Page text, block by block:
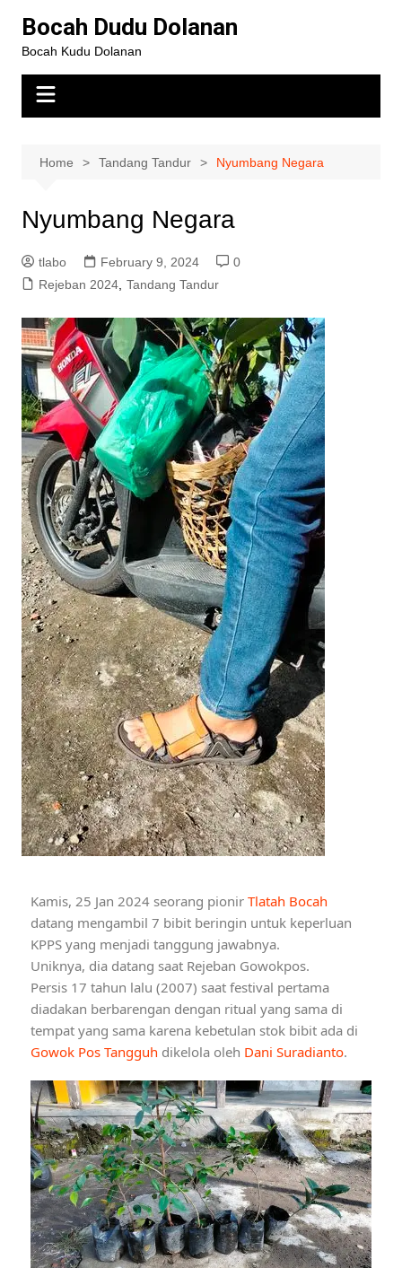
Bocah Dudu Dolanan
Bocah Kudu Dolanan
Home Tandang Tandur Nyumbang Negara
Nyumbang Negara
tlabo February 9, 2024
0
Rejeban 2024, Tandang Tandur
Kamis, 25 Jan 2024 seorang pionir Tlatah Bocah
datang mengambil 7 bibit beringin untuk keperluan
KPPS yang menjadi tanggung jawabnya.
Uniknya, dia datang saat Rejeban Gowokpos.
Persis 17 tahun lalu (2007) saat festival pertama
diadakan berbarengan dengan ritual yang sama di
tempat yang sama karena kebetulan stok bibit ada di
Gowok Pos Tangguh dikelola oleh Dani Suradianto.